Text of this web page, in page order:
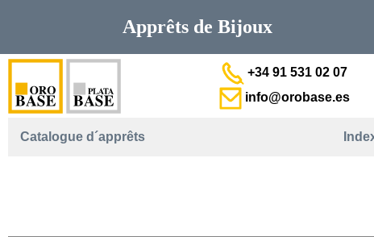
Apprêts de Bijoux
+34 91 531 02 07
info@orobase.es
Catalogue d´apprêts